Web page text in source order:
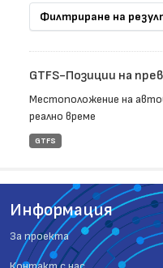
Филтриране на
GTFS-Позиции на
Местоположение на
реално време
GTFS
Информация
За проекта